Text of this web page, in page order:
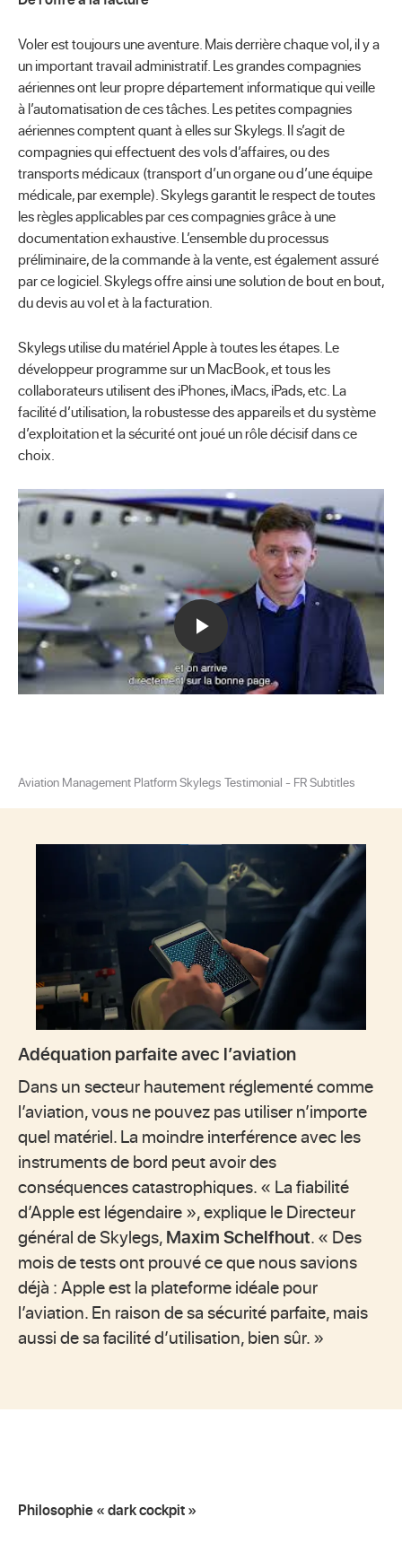
Voler est toujours une aventure. Mais derrière chaque vol, il y a
un important travail administratif. Les grandes compagnies
aériennes ont leur propre département informatique qui veille
à l’automatisation de ces tâches. Les petites compagnies
aériennes comptent quant à elles sur Skylegs. Il s’agit de
compagnies qui effectuent des vols d’affaires, ou des
transports médicaux (transport d’un organe ou d’une équipe
médicale, par exemple). Skylegs garantit le respect de toutes
les règles applicables par ces compagnies grâce à une
documentation exhaustive. L’ensemble du processus
préliminaire, de la commande à la vente, est également assuré
par ce logiciel. Skylegs offre ainsi une solution de bout en bout,
du devis au vol et à la facturation.
Skylegs utilise du matériel Apple à toutes les étapes. Le
développeur programme sur un MacBook, et tous les
collaborateurs utilisent des iPhones, iMacs, iPads, etc. La
facilité d’utilisation, la robustesse des appareils et du système
d’exploitation et la sécurité ont joué un rôle décisif dans ce
choix.
Aviation Management Platform Skylegs Testimonial - FR Subtitles
Adéquation parfaite avec l’aviation
Dans un secteur hautement réglementé comme
l’aviation, vous ne pouvez pas utiliser n’importe
quel matériel. La moindre interférence avec les
instruments de bord peut avoir des
conséquences catastrophiques. « La fiabilité
d’Apple est légendaire », explique le Directeur
général de Skylegs,Maxim Schelfhout. « Des
mois de tests ont prouvé ce que nous savions
déjà : Apple est la plateforme idéale pour
l’aviation. En raison de sa sécurité parfaite, mais
aussi de sa facilité d’utilisation, bien sûr. »
Philosophie « dark cockpit »